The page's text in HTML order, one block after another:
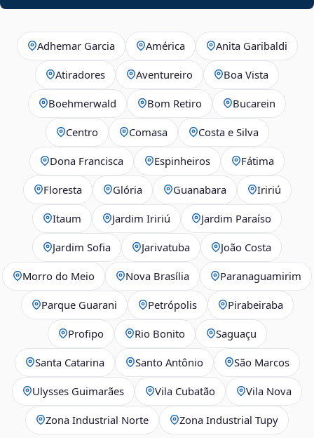
Adhemar Garcia América Anita Garibaldi
Atiradores Aventureiro Boa Vista
Boehmerwald Bom Retiro Bucarein
Centro Comasa Costa e Silva
Dona Francisca Espinheiros Fátima
Floresta Glória Guanabara Iririú
Itaum Jardim Iririú Jardim Paraíso
Jardim Sofia Jarivatuba João Costa
Morro do Meio Nova Brasília Paranaguamirim
Parque Guarani Petrópolis Pirabeiraba
Profipo Rio Bonito Saguaçu
Santa Catarina Santo Antônio São Marcos
Ulysses Guimarães Vila Cubatão Vila Nova
Zona Industrial Norte Zona Industrial Tupy